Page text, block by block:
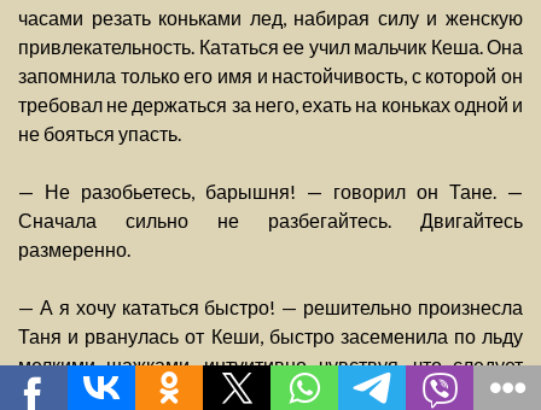
часами резать коньками лед, набирая силу и женскую
привлекательность. Кататься ее учил мальчик Кеша. Она
запомнила только его имя и настойчивость, с которой он
требовал не держаться за него, ехать на коньках одной и
не бояться упасть.
— Не разобьетесь, барышня! — говорил он Тане. —
Сначала сильно не разбегайтесь. Двигайтесь
размеренно.
— А я хочу кататься быстро! — решительно произнесла
Таня и рванулась от Кеши, быстро засеменила по льду
мелкими шажками, интуитивно чувствуя, что следует
кататься более плавно, едва не упала и испугалась,